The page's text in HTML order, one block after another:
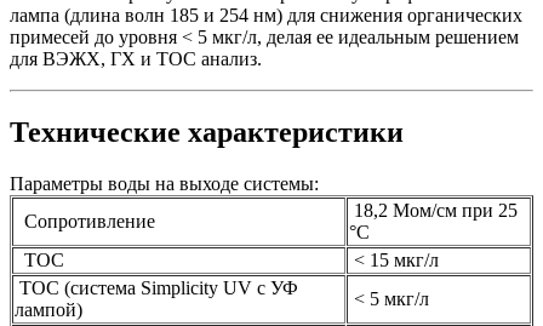
лампа (длина волн 185 и 254 нм) для снижения органических
примесей до уровня < 5 мкг/л, делая ее идеальным решением
для ВЭЖХ, ГХ и TOC анализ.
Технические характеристики
Параметры воды на выходе системы:
Сопротивление
18,2 Мом/см при 25
°С
ТОС
< 15 мкг/л
TOC (система Simplicity UV с УФ
лампой)
< 5 мкг/л